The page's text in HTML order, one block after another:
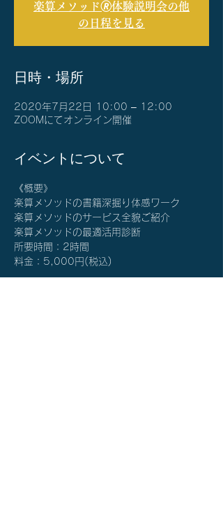
楽算メソッド🄬体験説明会の他
の日程を見る
日時・場所
2020年7月22日 10:00 – 12:00
ZOOMにてオンライン開催
イベントについて
《概要》
楽算メソッドの書籍深掘り体感ワーク
楽算メソッドのサービス全貌ご紹介
楽算メソッドの最適活用診断
所要時間：2時間
​料金：5,000円(税込)